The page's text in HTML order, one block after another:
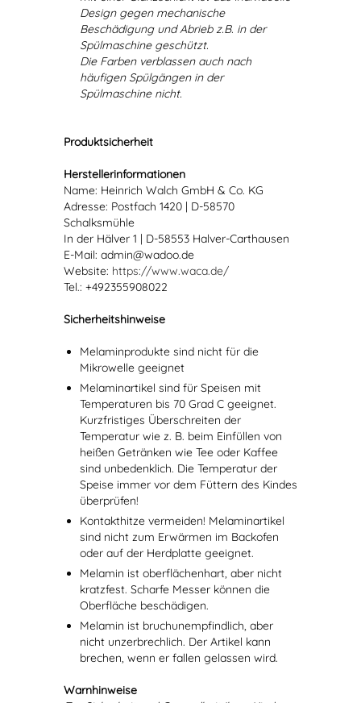
Design gegen mechanische
Beschädigung und Abrieb z.B. in der
Spülmaschine geschützt.
Die Farben verblassen auch nach
häufigen Spülgängen in der
Spülmaschine nicht.
Produktsicherheit
Herstellerinformationen
Name: Heinrich Walch GmbH & Co. KG
Adresse: Postfach 1420 | D-58570
Schalksmühle
In der Hälver 1 | D-58553 Halver-Carthausen
E-Mail: admin@wadoo.de
Website: https://www.waca.de/
Tel.: +492355908022
Sicherheitshinweise
Melaminprodukte sind nicht für die
Mikrowelle geeignet
Melaminartikel sind für Speisen mit
Temperaturen bis 70 Grad C geeignet.
Kurzfristiges Überschreiten der
Temperatur wie z. B. beim Einfüllen von
heißen Getränken wie Tee oder Kaffee
sind unbedenklich. Die Temperatur der
Speise immer vor dem Füttern des Kindes
überprüfen!
Kontakthitze vermeiden! Melaminartikel
sind nicht zum Erwärmen im Backofen
oder auf der Herdplatte geeignet.
Melamin ist oberflächenhart, aber nicht
kratzfest. Scharfe Messer können die
Oberfläche beschädigen.
Melamin ist bruchunempfindlich, aber
nicht unzerbrechlich. Der Artikel kann
brechen, wenn er fallen gelassen wird.
Warnhinweise